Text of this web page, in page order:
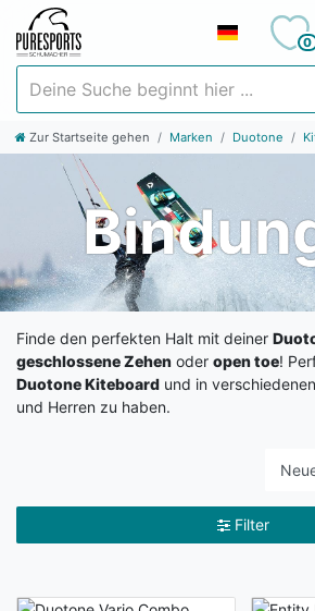
0
Zur Startseite gehen Marken Duotone
Finde den perfekten Halt mit deiner
geschlossene Zehen oder open toe!
Duotone Kiteboard und in
und Herren zu haben.
Filter